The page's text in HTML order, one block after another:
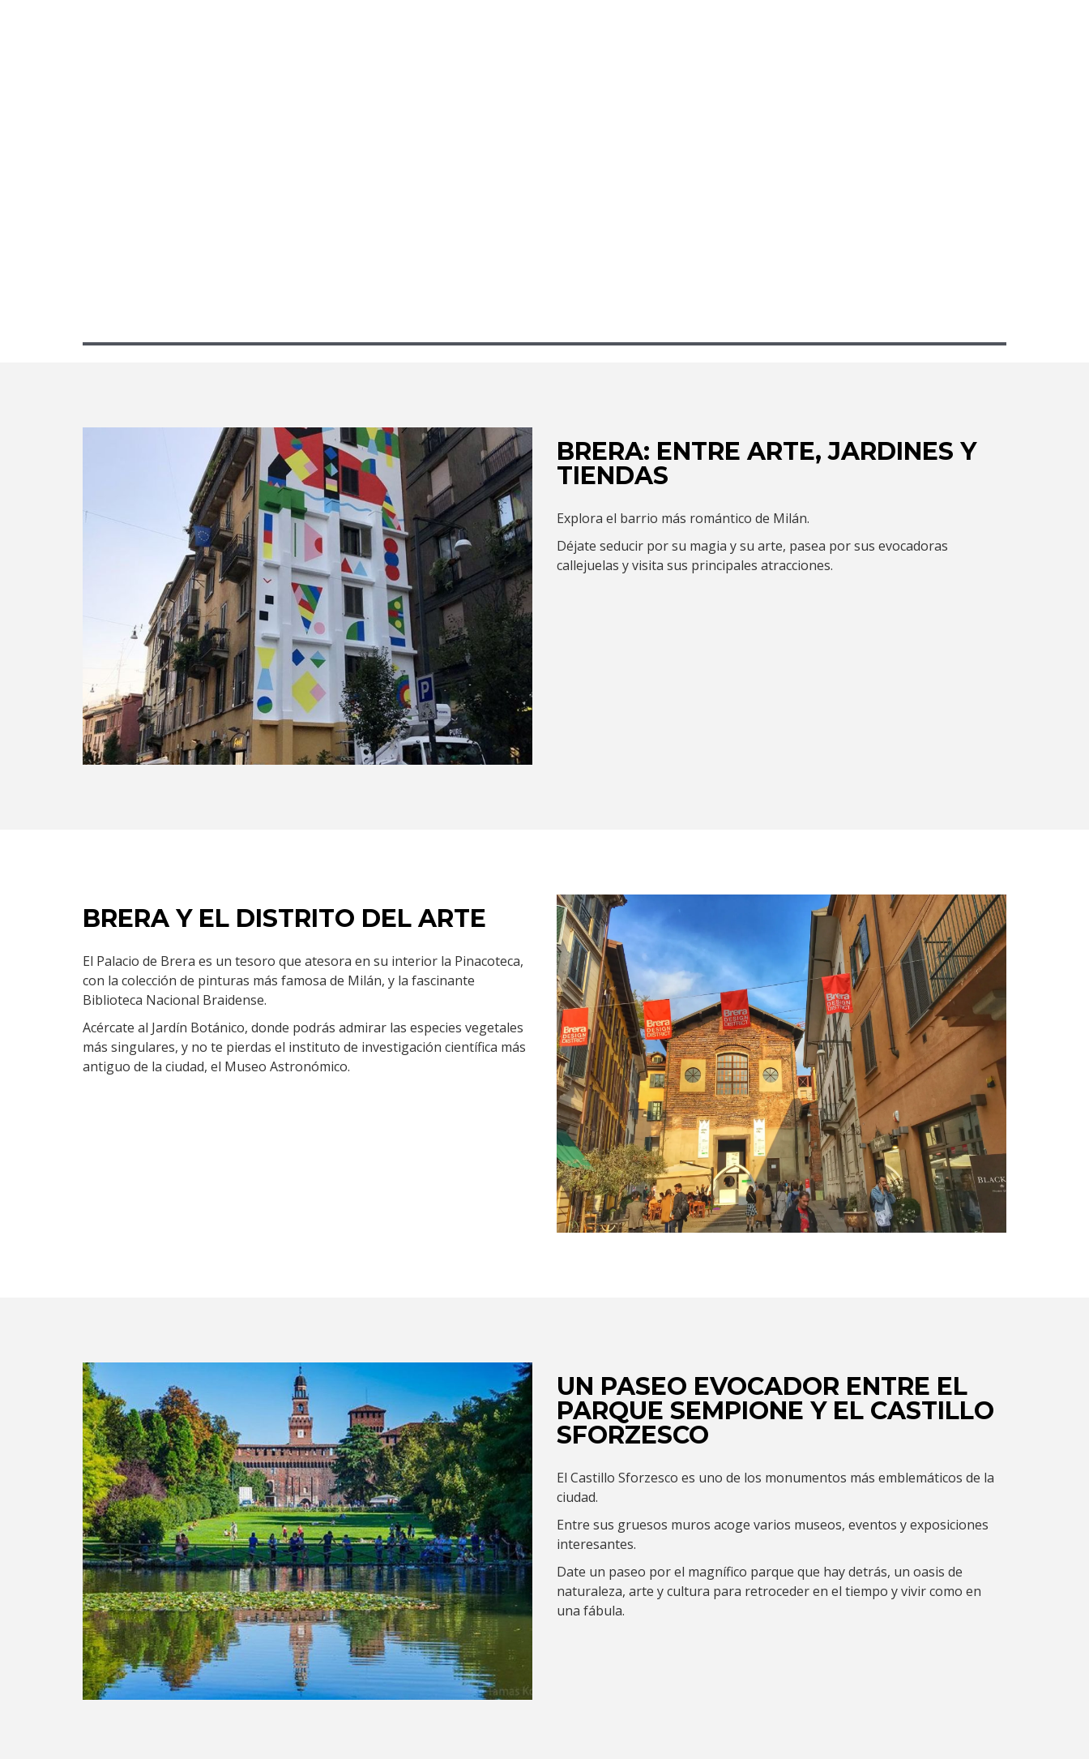
BRERA: ENTRE ARTE, JARDINES Y
TIENDAS
Explora el barrio más romántico de Milán.
Déjate seducir por su magia y su arte, pasea por sus evocadoras
callejuelas y visita sus principales atracciones.
BRERA Y EL DISTRITO DEL ARTE
El Palacio de Brera es un tesoro que atesora en su interior la Pinacoteca,
con la colección de pinturas más famosa de Milán, y la fascinante
Biblioteca Nacional Braidense.
Acércate al Jardín Botánico, donde podrás admirar las especies vegetales
más singulares, y no te pierdas el instituto de investigación científica más
antiguo de la ciudad, el Museo Astronómico.
UN PASEO EVOCADOR ENTRE EL
PARQUE SEMPIONE Y EL CASTILLO
SFORZESCO
El Castillo Sforzesco es uno de los monumentos más emblemáticos de la
ciudad.
Entre sus gruesos muros acoge varios museos, eventos y exposiciones
interesantes.
Date un paseo por el magnífico parque que hay detrás, un oasis de
naturaleza, arte y cultura para retroceder en el tiempo y vivir como en
una fábula.